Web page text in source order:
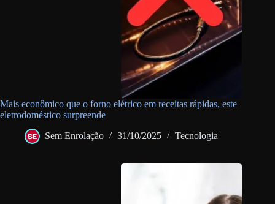
Mais econômico que o forno elétrico em receitas rápidas, este
eletrodoméstico surpreende
Sem Enrolação 31/10/2025 Tecnologia